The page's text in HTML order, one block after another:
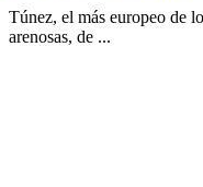
Túnez, el más europeo de
arenosas, de ...